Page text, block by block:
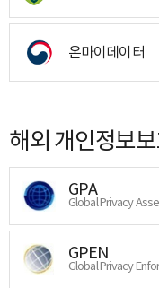
온마이데이터
해외 개인정보
GPA
Global Privacy
GPEN
Global Privacy